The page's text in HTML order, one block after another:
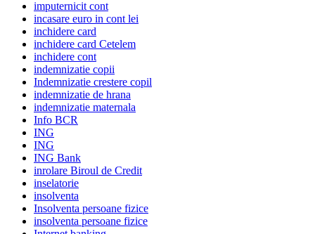
imputernicit cont
incasare euro in cont lei
inchidere card
inchidere card Cetelem
inchidere cont
indemnizatie copii
Indemnizatie crestere copil
indemnizatie de hrana
indemnizatie maternala
Info BCR
ING
ING
ING Bank
inrolare Biroul de Credit
inselatorie
insolventa
Insolventa persoane fizice
insolventa persoane fizice